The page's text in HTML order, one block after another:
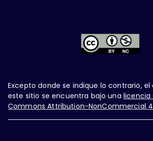
Excepto donde se indique lo contrario,
este sitio se encuentra bajo una licencia
Commons Attribution-NonCommercial